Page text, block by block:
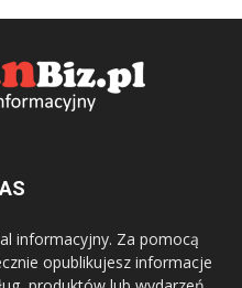
informacyjny. Za pomocą
opublikujesz informacje